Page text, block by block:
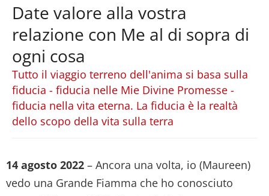
Date valore alla vostra
relazione con Me al di sopra di
ogni cosa
Tutto il viaggio terreno dell'anima si basa sulla
fiducia - fiducia nelle Mie Divine Promesse -
fiducia nella vita eterna. La fiducia è la realtà
dello scopo della vita sulla terra
14 agosto 2022 – Ancora una volta, io (Maureen)
vedo una Grande Fiamma che ho conosciuto